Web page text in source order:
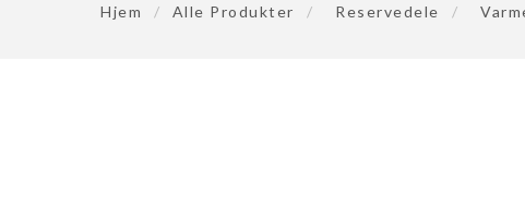
Hjem / Alle Produkter / Reservedele /